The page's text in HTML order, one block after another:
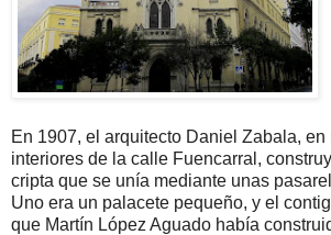
En 1907, el arquitecto Daniel Zabala,
interiores de la calle Fuencarral,
cripta que se unía mediante unas
Uno era un palacete pequeño, y el
que Martín López Aguado había